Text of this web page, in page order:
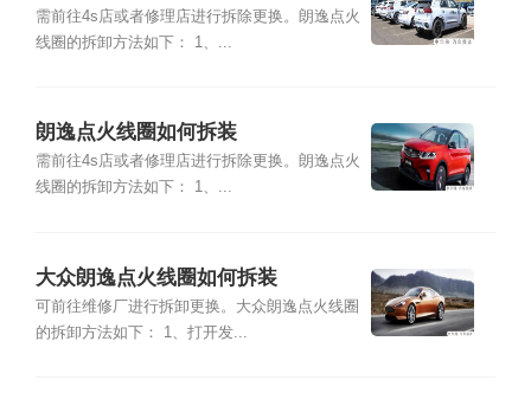
需前往4s店或者修理店进行拆除更换。朗逸点火
线圈的拆卸方法如下： 1、...
朗逸点火线圈如何拆装
需前往4s店或者修理店进行拆除更换。朗逸点火
线圈的拆卸方法如下： 1、...
大众朗逸点火线圈如何拆装
可前往维修厂进行拆卸更换。大众朗逸点火线圈
的拆卸方法如下： 1、打开发...